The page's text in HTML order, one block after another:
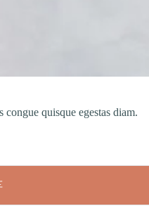
quisque egestas diam.